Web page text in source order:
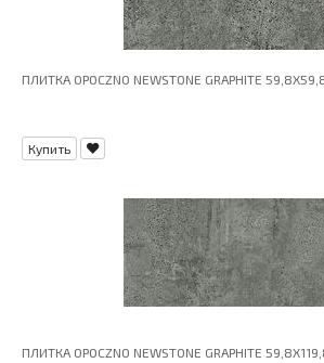
ПЛИТКА OPOCZNO NEWSTONE GRAPHITE
Купить
ПЛИТКА OPOCZNO NEWSTONE GRAPHITE